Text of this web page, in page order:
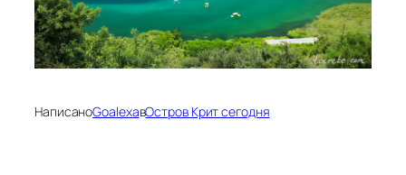
НаписаноGoalexaвОстров Крит сегодня